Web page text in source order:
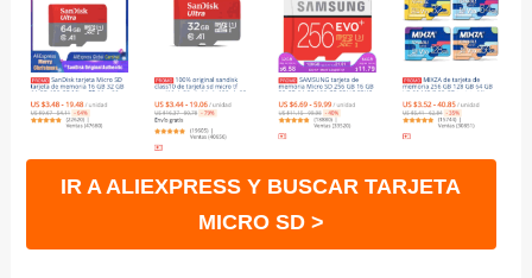
IR A ALIEXPRESS Y BUSCAR TARJETA
MICRO SD >